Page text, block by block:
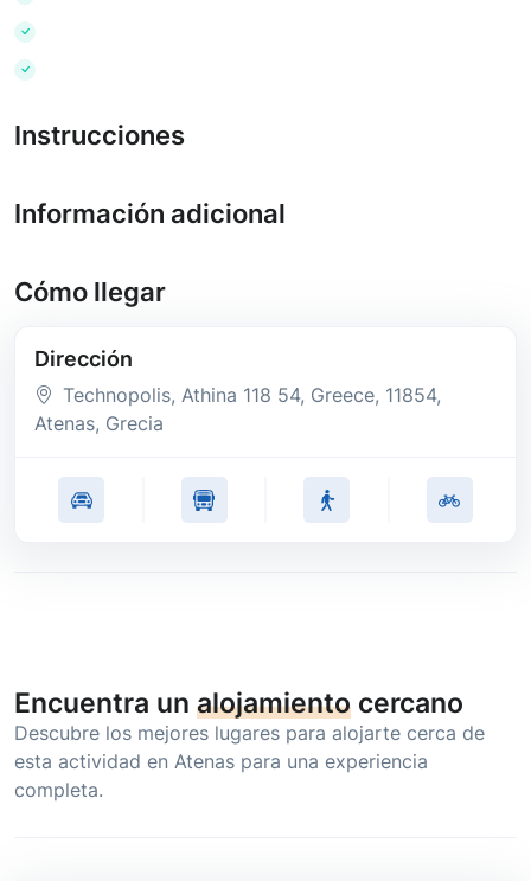
Instrucciones
Información adicional
Cómo llegar
Dirección
Technopolis, Athina 118 54, Greece, 11854,
Atenas, Grecia
Encuentra un alojamiento cercano
Descubre los mejores lugares para alojarte cerca de
esta actividad en Atenas para una experiencia
completa.